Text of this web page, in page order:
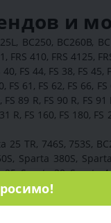
и
BC250, BC260B,
FRS 410, FRS 4125,
FS 44, FS 38, FS 45,
61, FS 62, FS 66,
89 R, FS 90 R, FS
R, FS 160, FS 180,
TR, 746S, 753S,
Sparta 380S,
25, Sparta 38, Sparta
UMK 450 E UEET, UMK
SBC 635 KD,